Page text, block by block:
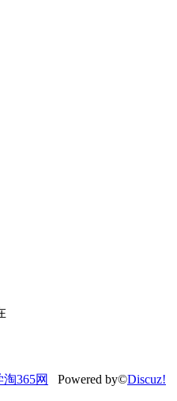
淘365网 Powered by©Discuz!